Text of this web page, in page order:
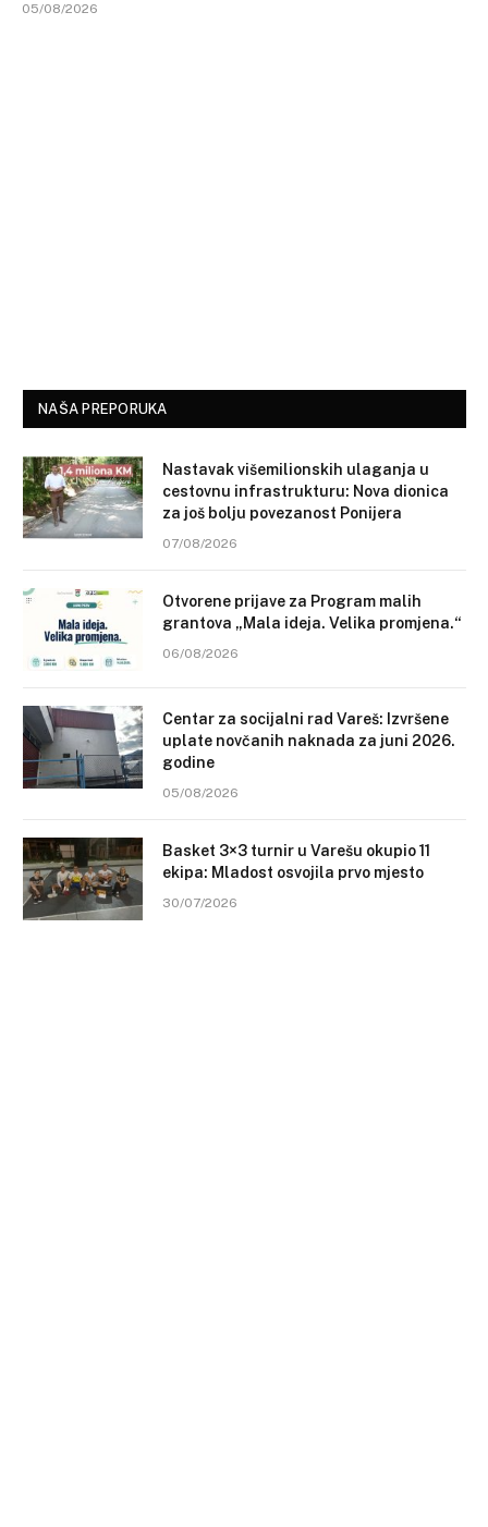
05/08/2026
NAŠA PREPORUKA
Nastavak višemilionskih ulaganja u
cestovnu infrastrukturu: Nova dionica
za još bolju povezanost Ponijera
07/08/2026
Otvorene prijave za Program malih
grantova „Mala ideja. Velika promjena.“
06/08/2026
Centar za socijalni rad Vareš: Izvršene
uplate novčanih naknada za juni 2026.
godine
05/08/2026
Basket 3×3 turnir u Varešu okupio 11
ekipa: Mladost osvojila prvo mjesto
30/07/2026